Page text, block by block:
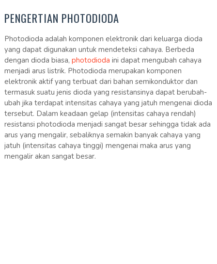
PENGERTIAN PHOTODIODA
Photodioda adalah komponen elektronik dari keluarga dioda
yang dapat digunakan untuk mendeteksi cahaya. Berbeda
dengan dioda biasa, photodioda ini dapat mengubah cahaya
menjadi arus listrik. Photodioda merupakan komponen
elektronik aktif yang terbuat dari bahan semikonduktor dan
termasuk suatu jenis dioda yang resistansinya dapat berubah-
ubah jika terdapat intensitas cahaya yang jatuh mengenai dioda
tersebut. Dalam keadaan gelap (intensitas cahaya rendah)
resistansi photodioda menjadi sangat besar sehingga tidak ada
arus yang mengalir, sebaliknya semakin banyak cahaya yang
jatuh (intensitas cahaya tinggi) mengenai maka arus yang
mengalir akan sangat besar.